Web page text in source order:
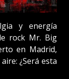
y energía
rock Mr. Big
en Madrid,
¿Será esta